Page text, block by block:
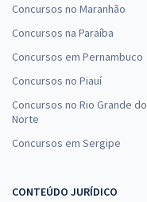
Concursos no Maranhão
Concursos na Paraíba
Concursos em Pernambuco
Concursos no Piauí
Concursos no Rio Grande do
Norte
Concursos em Sergipe
CONTEÚDO JURÍDICO